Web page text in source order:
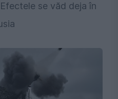
se văd deja în